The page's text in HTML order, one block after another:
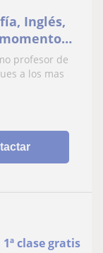
Inglés,
de vida
profesor de
a los mas
1ª clase gratis